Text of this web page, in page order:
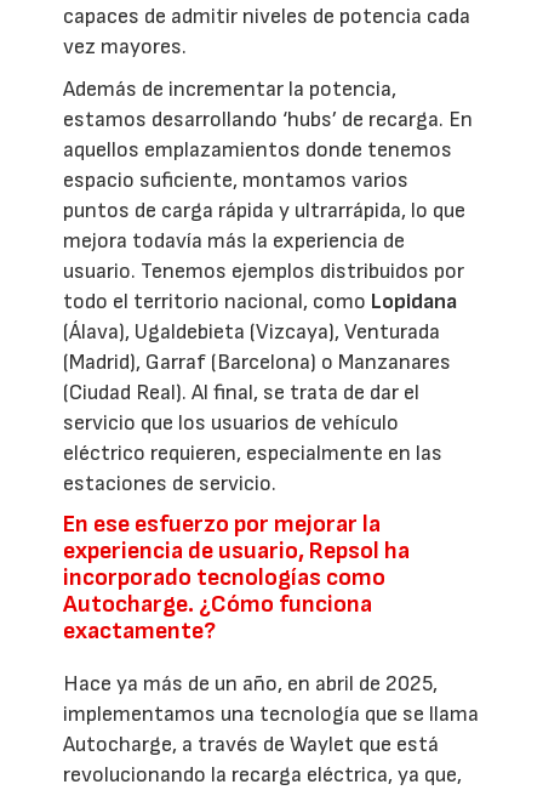
capaces de admitir niveles de potencia cada
vez mayores.
Además de incrementar la potencia,
estamos desarrollando ‘hubs’ de recarga. En
aquellos emplazamientos donde tenemos
espacio suficiente, montamos varios
puntos de carga rápida y ultrarrápida, lo que
mejora todavía más la experiencia de
usuario. Tenemos ejemplos distribuidos por
todo el territorio nacional, como Lopidana
(Álava), Ugaldebieta (Vizcaya), Venturada
(Madrid), Garraf (Barcelona) o Manzanares
(Ciudad Real). Al final, se trata de dar el
servicio que los usuarios de vehículo
eléctrico requieren, especialmente en las
estaciones de servicio.
En ese esfuerzo por mejorar la
experiencia de usuario, Repsol ha
incorporado tecnologías como
Autocharge. ¿Cómo funciona
exactamente?
Hace ya más de un año, en abril de 2025,
implementamos una tecnología que se llama
Autocharge, a través de Waylet que está
revolucionando la recarga eléctrica, ya que,